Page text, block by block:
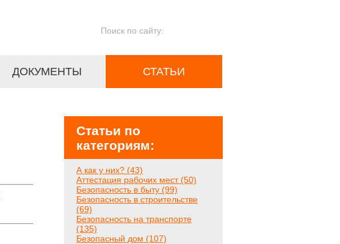
ДОКУМЕНТЫ СТАТЬИ
Статьи по
категориям:
А как у них? (43)
Аттестация рабочих мест (50)
Безопасность в быту (99)
Безопасность в строительстве
(69)
Безопасность на транспорте
(135)
Безопасный дом (107)